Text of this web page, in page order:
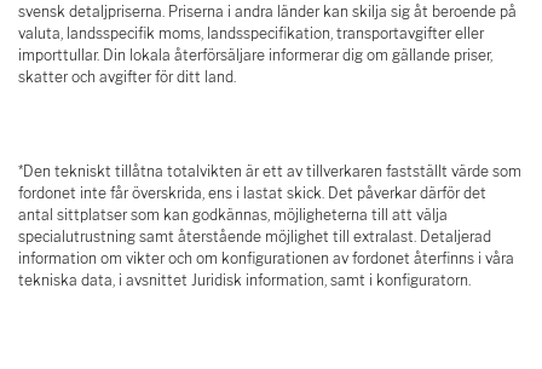
svensk detaljpriserna. Priserna i andra länder kan skilja sig åt beroende på
valuta, landsspecifik moms, landsspecifikation, transportavgifter eller
importtullar. Din lokala återförsäljare informerar dig om gällande priser,
skatter och avgifter för ditt land.
*Den tekniskt tillåtna totalvikten är ett av tillverkaren fastställt värde som
fordonet inte får överskrida, ens i lastat skick. Det påverkar därför det
antal sittplatser som kan godkännas, möjligheterna till att välja
specialutrustning samt återstående möjlighet till extralast. Detaljerad
information om vikter och om konfigurationen av fordonet återfinns i våra
tekniska data, i avsnittet Juridisk information, samt i konfiguratorn.